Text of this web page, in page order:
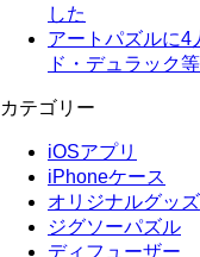
した
アートパズルに4
ド・デュラック等
カテゴリー
iOSアプリ
iPhoneケース
オリジナルグッズ
ジグソーパズル
ディフューザー